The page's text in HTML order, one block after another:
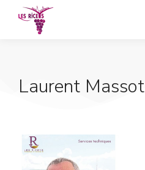
Laurent Massot